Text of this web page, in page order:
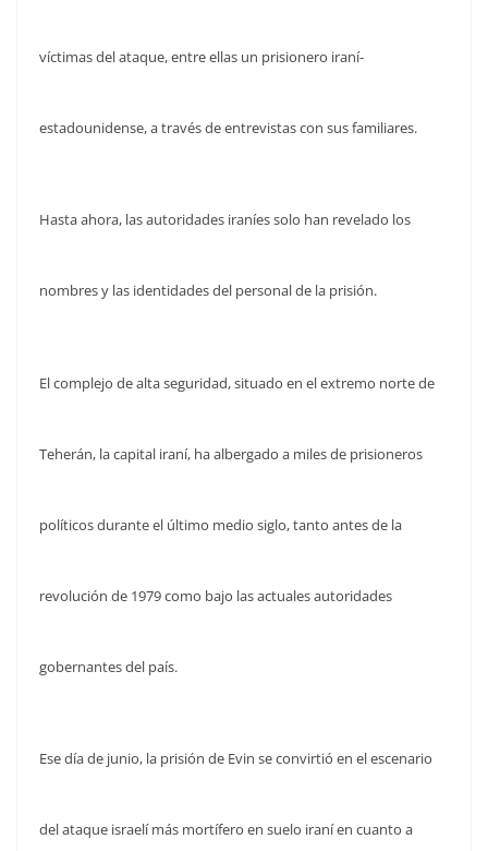
víctimas del ataque, entre ellas un prisionero iraní-
estadounidense, a través de entrevistas con sus familiares.
Hasta ahora, las autoridades iraníes solo han revelado los
nombres y las identidades del personal de la prisión.
El complejo de alta seguridad, situado en el extremo norte de
Teherán, la capital iraní, ha albergado a miles de prisioneros
políticos durante el último medio siglo, tanto antes de la
revolución de 1979 como bajo las actuales autoridades
gobernantes del país.
Ese día de junio, la prisión de Evin se convirtió en el escenario
del ataque israelí más mortífero en suelo iraní en cuanto a